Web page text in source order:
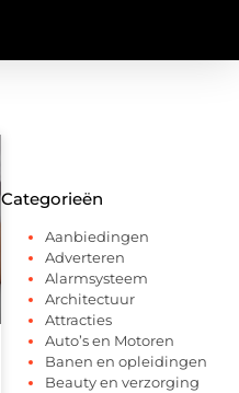
Categorieën
Aanbiedingen
Adverteren
Alarmsysteem
Architectuur
Attracties
Auto’s en Motoren
Banen en opleidingen
Beauty en verzorging